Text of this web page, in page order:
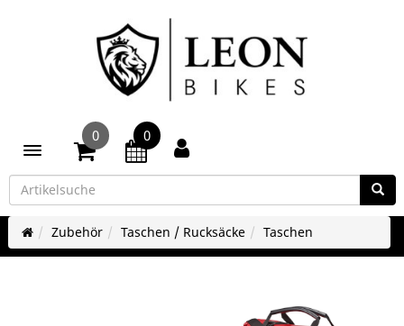
Toggle navigation
0 0
Zubehör Taschen / Rucksäcke Taschen